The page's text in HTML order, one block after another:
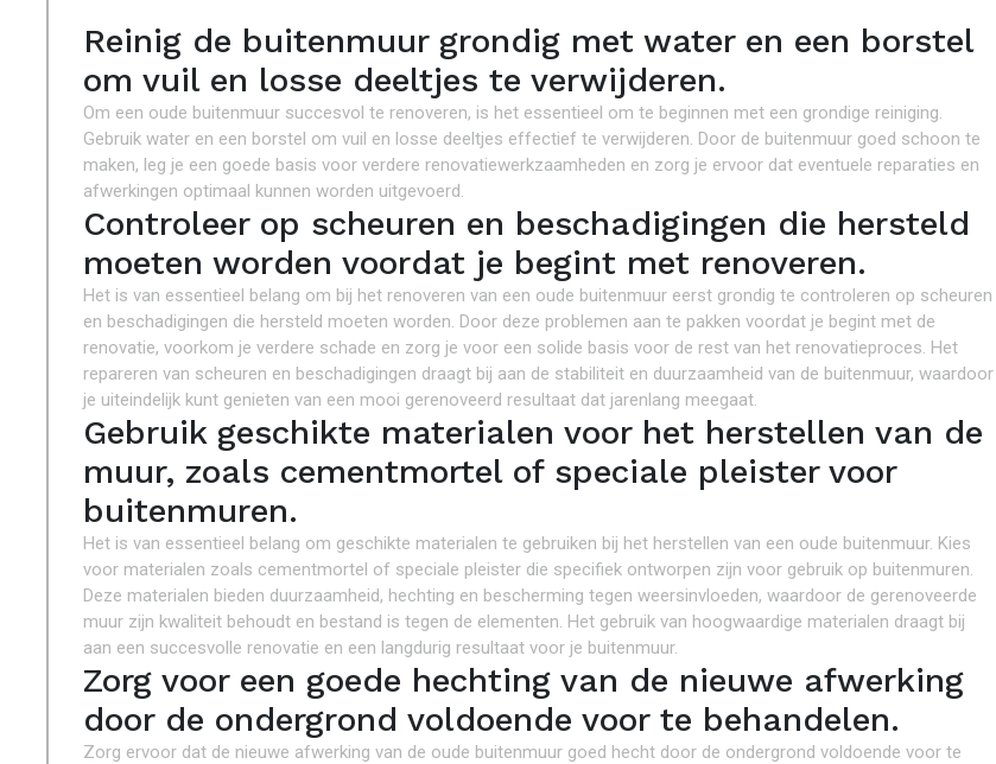
Reinig de buitenmuur grondig met water en een borstel
om vuil en losse deeltjes te verwijderen.
Om een oude buitenmuur succesvol te renoveren, is het essentieel om te beginnen met een grondige reiniging.
Gebruik water en een borstel om vuil en losse deeltjes effectief te verwijderen. Door de buitenmuur goed schoon te
maken, leg je een goede basis voor verdere renovatiewerkzaamheden en zorg je ervoor dat eventuele reparaties en
afwerkingen optimaal kunnen worden uitgevoerd.
Controleer op scheuren en beschadigingen die hersteld
moeten worden voordat je begint met renoveren.
Het is van essentieel belang om bij het renoveren van een oude buitenmuur eerst grondig te controleren op scheuren
en beschadigingen die hersteld moeten worden. Door deze problemen aan te pakken voordat je begint met de
renovatie, voorkom je verdere schade en zorg je voor een solide basis voor de rest van het renovatieproces. Het
repareren van scheuren en beschadigingen draagt bij aan de stabiliteit en duurzaamheid van de buitenmuur, waardoor
je uiteindelijk kunt genieten van een mooi gerenoveerd resultaat dat jarenlang meegaat.
Gebruik geschikte materialen voor het herstellen van de
muur, zoals cementmortel of speciale pleister voor
buitenmuren.
Het is van essentieel belang om geschikte materialen te gebruiken bij het herstellen van een oude buitenmuur. Kies
voor materialen zoals cementmortel of speciale pleister die specifiek ontworpen zijn voor gebruik op buitenmuren.
Deze materialen bieden duurzaamheid, hechting en bescherming tegen weersinvloeden, waardoor de gerenoveerde
muur zijn kwaliteit behoudt en bestand is tegen de elementen. Het gebruik van hoogwaardige materialen draagt bij
aan een succesvolle renovatie en een langdurig resultaat voor je buitenmuur.
Zorg voor een goede hechting van de nieuwe afwerking
door de ondergrond voldoende voor te behandelen.
Zorg ervoor dat de nieuwe afwerking van de oude buitenmuur goed hecht door de ondergrond voldoende voor te